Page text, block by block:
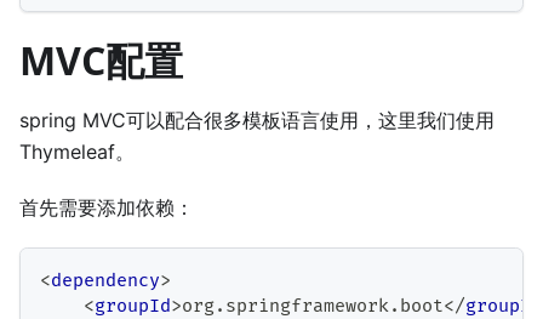
MVC配置
spring MVC可以配合很多模板语言使用，这里我们使用
Thymeleaf。
首先需要添加依赖：
<dependency>
<groupId>org.springframework.boot</groupId